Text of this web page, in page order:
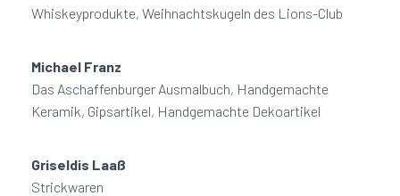
Whiskeyprodukte, Weihnachtskugeln des Lions-Club
Michael Franz
Das Aschaffenburger Ausmalbuch, Handgemachte
Keramik, Gipsartikel, Handgemachte Dekoartikel
Griseldis Laaß
Strickwaren